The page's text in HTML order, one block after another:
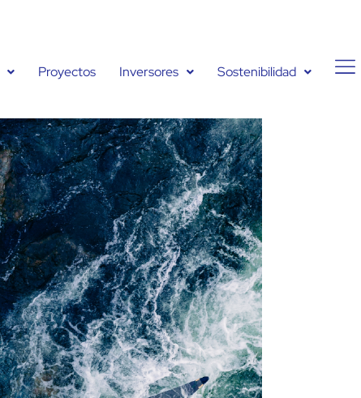
Proyectos Inversores Sostenibilidad